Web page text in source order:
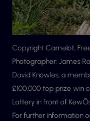
Copyright Camelot,
Photographer: James
David Knowles, a
£100,000 top prize win
Lottery in front of
For further information